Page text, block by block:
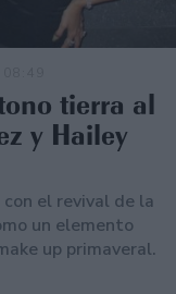
tierra al
y Hailey
el revival de la
un elemento
up primaveral.